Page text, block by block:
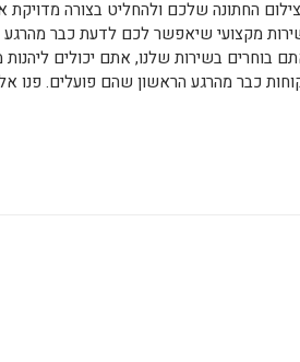
החתונה שלכם ולהחליט בצורה מדויקת
מקצועי שיאפשר לכם לדעת כבר מהרגע
בוחרים בשירות שלנו, אתם יכולים
כבר מהרגע הראשון שהם פועלים. פנו